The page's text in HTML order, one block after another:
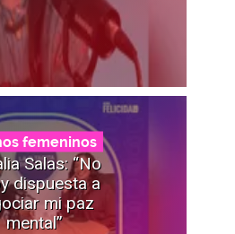
femeninos
Salas: “No
dispuesta a
mi paz
mental”